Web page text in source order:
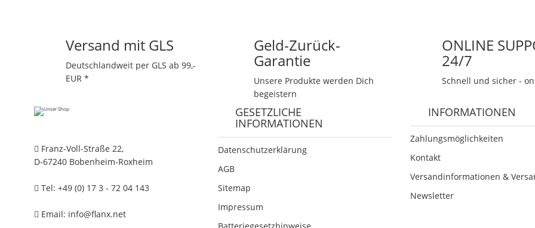
Versand mit GLS
Deutschlandweit per GLS ab 99,-
EUR *
Geld-Zurück-
Garantie
Unsere Produkte werden Dich
begeistern
ONLINE
24/7
Schnell und sicher -
Franz-Voll-Straße 22,
D-67240 Bobenheim-Roxheim
Tel: +49 (0) 17 3 - 72 04 143
Email: info@flanx.net
GESETZLICHE
INFORMATIONEN
Datenschutzerklärung
AGB
Sitemap
Impressum
INFORMATIONEN
Zahlungsmöglichkeiten
Kontakt
Versandinformationen &
Newsletter